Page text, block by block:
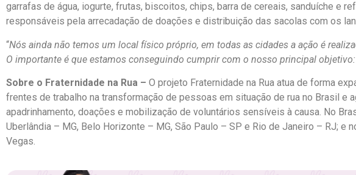
garrafas de água, iogurte, frutas, biscoitos, chips, barra de cereais, sanduíche e
responsáveis pela arrecadação de doações e distribuição das sacolas com os
“Nós ainda não temos um local físico próprio, em todas as cidades a ação é
O importante é que estamos conseguindo cumprir com o nosso principal
Sobre o Fraternidade na Rua – O projeto Fraternidade na Rua atua de forma
frentes de trabalho na transformação de pessoas em situação de rua no Brasil e
apadrinhamento, doações e mobilização de voluntários sensíveis à causa. No
Uberlândia – MG, Belo Horizonte – MG, São Paulo – SP e Rio de Janeiro – RJ; e
Vegas.